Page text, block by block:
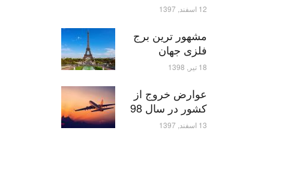
12 اسفند, 1397
مشهور ترین برج
فلزی جهان
18 تیر, 1398
عوارض خروج از
کشور در سال 98
13 اسفند, 1397